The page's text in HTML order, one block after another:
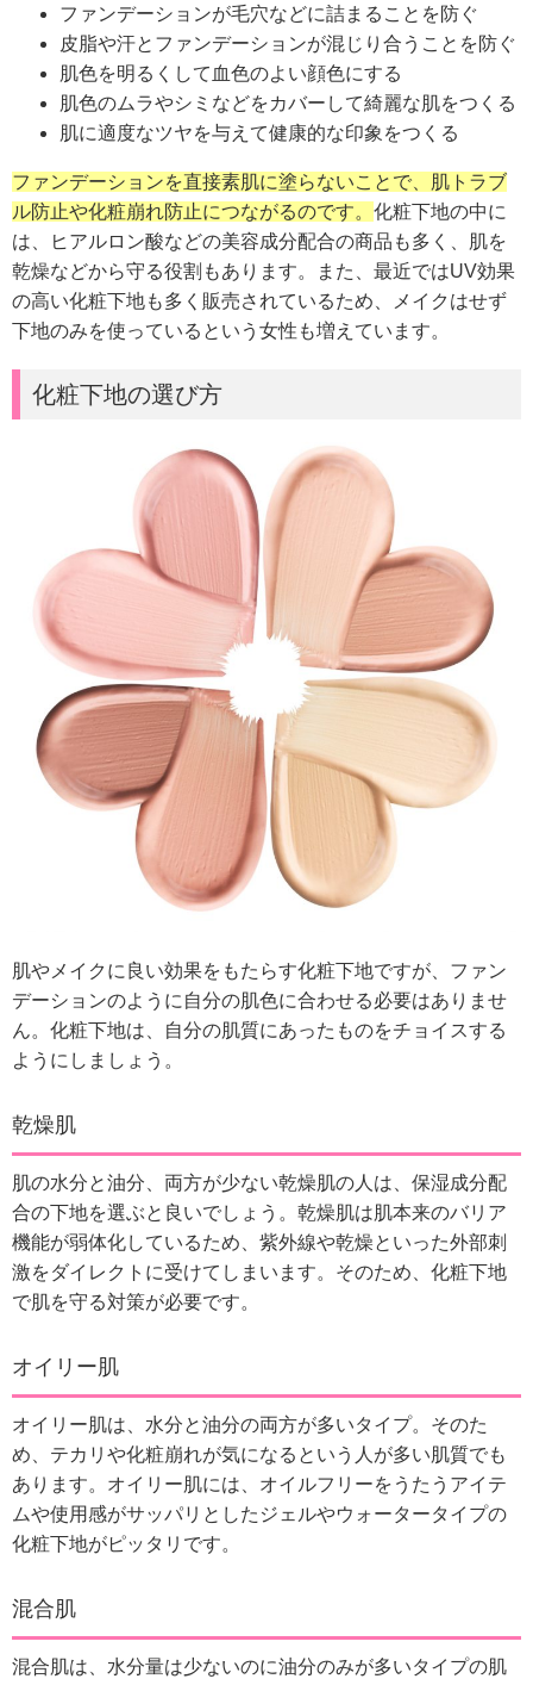
ファンデーションが毛穴などに詰まることを防ぐ
皮脂や汗とファンデーションが混じり合うことを防ぐ
肌色を明るくして血色のよい顔色にする
肌色のムラやシミなどをカバーして綺麗な肌をつくる
肌に適度なツヤを与えて健康的な印象をつくる
ファンデーションを直接素肌に塗らないことで、肌トラブ
ル防止や化粧崩れ防止につながるのです。 化粧下地の中に
は、ヒアルロン酸などの美容成分配合の商品も多く、肌を
乾燥などから守る役割もあります。
また、最近ではUV効果
の高い化粧下地も多く販売されているため、メイクはせず
下地のみを使っているという女性も増えています。
化粧下地の選び方
肌やメイクに良い効果をもたらす化粧下地ですが、ファン
デーションのように自分の肌色に合わせる必要はありませ
ん。 化粧下地は、自分の肌質にあったものをチョイスする
ようにしましょう。
乾燥肌
肌の水分と油分、両方が少ない乾燥肌の人は、保湿成分配
合の下地を選ぶと良いでしょう。 乾燥肌は肌本来のバリア
機能が弱体化しているため、紫外線や乾燥といった外部刺
激をダイレクトに受けてしまいます。 そのため、化粧下地
で肌を守る対策が必要です。
オイリー肌
オイリー肌は、水分と油分の両方が多いタイプ。 そのた
め、テカリや化粧崩れが気になるという人が多い肌質でも
あります。 オイリー肌には、オイルフリーをうたうアイテ
ムや使用感がサッパリとしたジェルやウォータータイプの
化粧下地がピッタリです。
混合肌
混合肌は、水分量は少ないのに油分のみが多いタイプの肌